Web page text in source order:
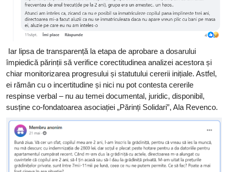
Iar lipsa de transparență la etapa de aprobare a dosarului
împiedică părinții să verifice corectitudinea analizei acestora și
chiar monitorizarea progresului și statutului cererii inițiale. Astfel,
ei rămân cu o incertitudine și nici nu pot contesta cererile
respinse verbal – nu au temei documental, juridic, disponibil,
susține co-fondatoarea asociației „Părinți Solidari”, Ala Revenco.